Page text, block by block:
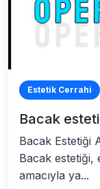
Estetik Cerrahi
Bacak
Bacak Estetiği
Bacak estetiği,
amacıyla ya...